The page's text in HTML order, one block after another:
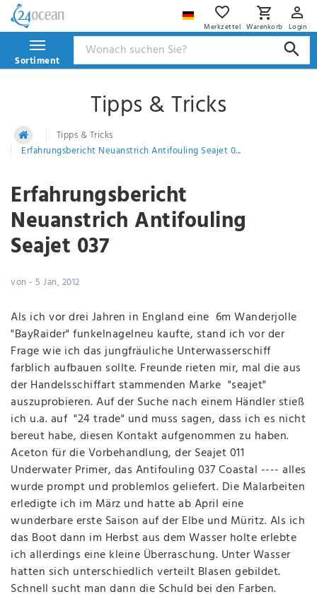
Merkzettel Warenkorb Login
Sortiment
Tipps & Tricks
Tipps & Tricks
Erfahrungsbericht Neuanstrich Antifouling Seajet 0...
Erfahrungsbericht
Neuanstrich Antifouling
Seajet 037
von - 5 Jan, 2012
Als ich vor drei Jahren in England eine 6m Wanderjolle
"BayRaider" funkelnagelneu kaufte, stand ich vor der
Frage wie ich das jungfräuliche Unterwasserschiff
farblich aufbauen sollte. Freunde rieten mir, mal die aus
der Handelsschiffart stammenden Marke "seajet"
auszuprobieren. Auf der Suche nach einem Händler stieß
ich u.a. auf "24 trade" und muss sagen, dass ich es nicht
bereut habe, diesen Kontakt aufgenommen zu haben.
Aceton für die Vorbehandlung, der Seajet 011
Underwater Primer, das Antifouling 037 Coastal ---- alles
wurde prompt und problemlos geliefert. Die Malarbeiten
erledigte ich im März und hatte ab April eine
wunderbare erste Saison auf der Elbe und Müritz. Als ich
das Boot dann im Herbst aus dem Wasser holte erlebte
ich allerdings eine kleine Überraschung. Unter Wasser
hatten sich unterschiedlich verteilt Blasen gebildet.
Schnell sucht man dann die Schuld bei den Farben.